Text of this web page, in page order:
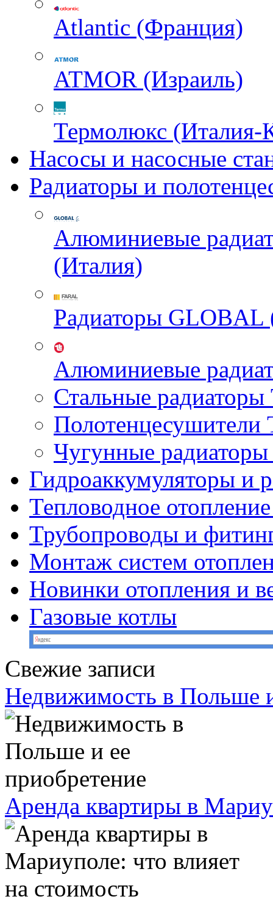
Atlantic (Франция)
ATMOR (Израиль)
Термолюкс (Италия-
Насосы и насосные
Радиаторы и
Алюминиевые
(Италия)
Радиаторы GLOBAL
Алюминиевые
Стальные
Чугунные
Гидроаккумуляторы и
Тепловодное
Трубопроводы и
Монтаж систем
Новинки отопления и
Газовые котлы
Свежие записи
Недвижимость в Польше
Аренда квартиры в